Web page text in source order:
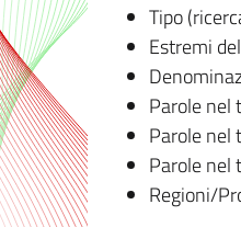
Tipo
Estremi
Parole nel
Parole nel
Parole nel
Regioni/